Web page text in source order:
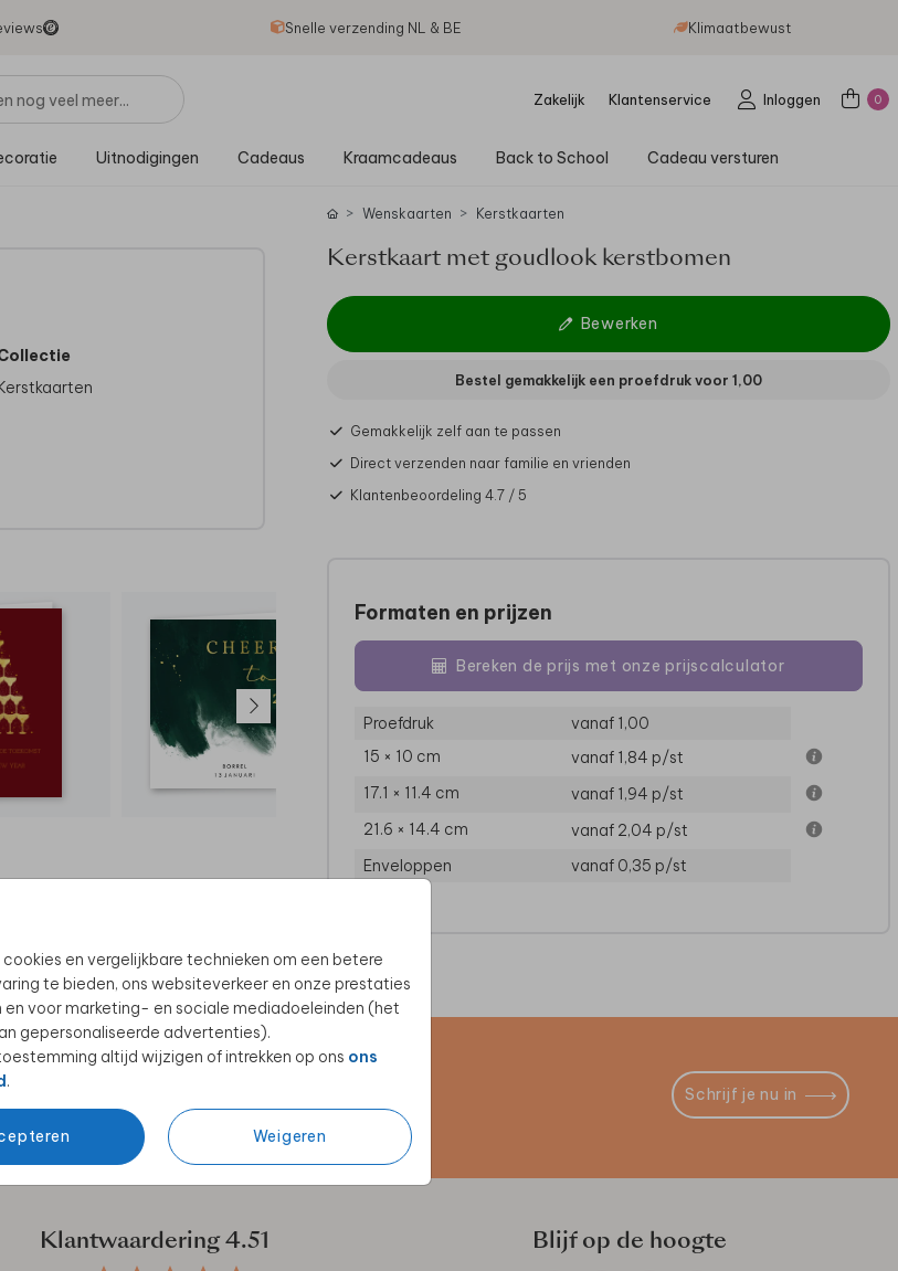
Snelle verzending NL & BE Klimaatbewust
Zakelijk Klantenservice Inloggen 0
Uitnodigingen Cadeaus Kraamcadeaus Back to School Cadeau versturen
cookies en vergelijkbare technieken om een betere
te bieden, ons websiteverkeer en onze prestaties
en voor marketing- en sociale mediadoeleinden (het
gepersonaliseerde advertenties).
altijd wijzigen of intrekken op ons ons
.
Weigeren
Wenskaarten Kerstkaarten
Kerstkaart met goudlook kerstbomen
Bewerken
Bestel gemakkelijk een proefdruk voor 1,00
Gemakkelijk zelf aan te passen
Direct verzenden naar familie en vrienden
Klantenbeoordeling 4.7 / 5
Formaten en prijzen
Bereken de prijs met onze prijscalculator
Proefdruk
vanaf 1,00
15 × 10 cm
vanaf 1,84 p/st
17.1 × 11.4 cm
vanaf 1,94 p/st
21.6 × 14.4 cm
vanaf 2,04 p/st
Enveloppen
vanaf 0,35 p/st
Schrijf je nu in
Klantwaardering4.51 Blijf op de hoogte